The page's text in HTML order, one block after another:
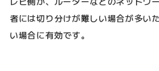
者には切り分けが難しい場合が多い
い場合に有効です。